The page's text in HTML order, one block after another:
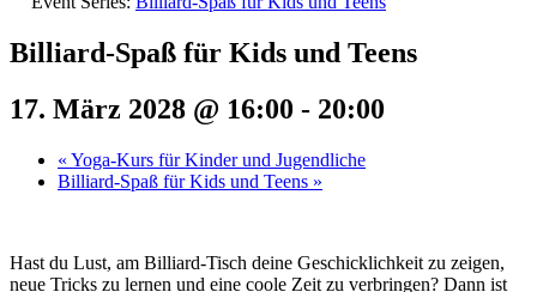
Billiard-Spaß für Kids und Teens
17. März 2028 @ 16:00 - 20:00
« Yoga-Kurs für Kinder und Jugendliche
Billiard-Spaß für Kids und Teens »
Hast du Lust, am Billiard-Tisch deine Geschicklichkeit zu zeigen,
neue Tricks zu lernen und eine coole Zeit zu verbringen? Dann ist